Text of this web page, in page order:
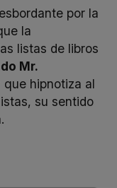
por la
la
listas de libros
Mr.
que hipnotiza al
su sentido